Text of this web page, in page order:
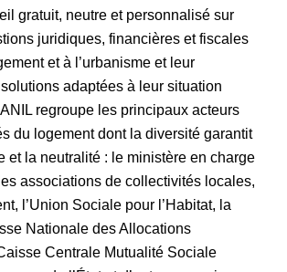
gratuit, neutre et personnalisé sur
juridiques, financières et fiscales
et à l’urbanisme et leur
adaptées à leur situation
regroupe les principaux acteurs
du logement dont la diversité garantit
et la neutralité : le ministère en charge
associations de collectivités locales,
l’Union Sociale pour l’Habitat, la
Nationale des Allocations
Centrale Mutualité Sociale